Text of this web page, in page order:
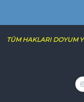
TÜM HAKLARI DOYUM